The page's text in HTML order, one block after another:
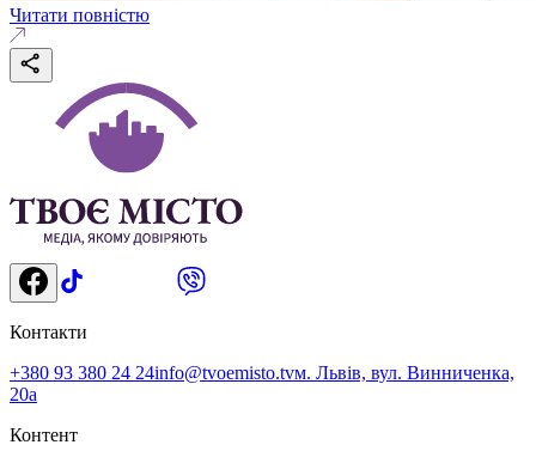
Читати повністю
Контакти
+380 93 380 24 24info@tvoemisto.tvм. Львів, вул. Винниченка,
20а
Контент